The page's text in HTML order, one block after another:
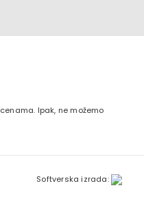
Ipak, ne možemo
Softverska izrada: